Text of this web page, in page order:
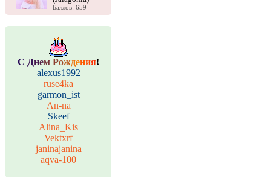
Баллов: 659
С Днем Рождения!
alexus1992
ruse4ka
garmon_ist
An-na
Skeef
Alina_Kis
Vektxrf
janinajanina
aqva-100